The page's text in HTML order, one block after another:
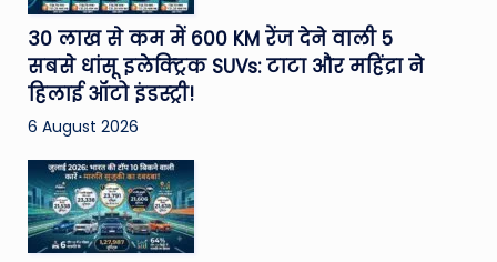
30 लाख से कम में 600 KM रेंज देने वाली 5
सबसे धांसू इलेक्ट्रिक SUVs: टाटा और महिंद्रा ने
हिलाई ऑटो इंडस्ट्री!
6 August 2026